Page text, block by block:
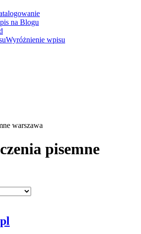
na Blogu
Wyróżnienie wpisu
warszawa
pisemne